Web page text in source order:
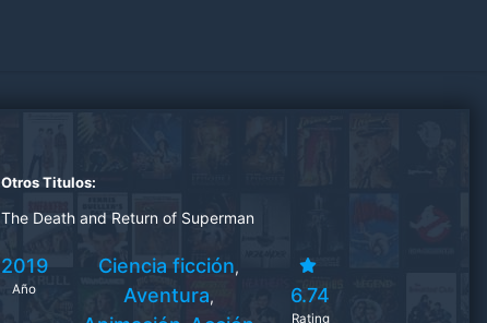
Otros Titulos:
The Death and Return of Superman
2019
Año
Ciencia ficción,
Aventura, 6.74
Rating